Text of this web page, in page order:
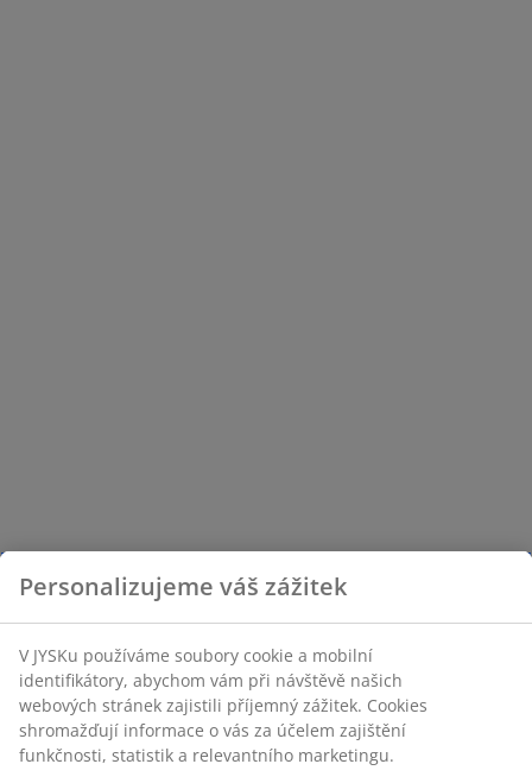
Personalizujeme váš zážitek
V JYSKu používáme soubory cookie a mobilní
identifikátory, abychom vám při návštěvě našich
webových stránek zajistili příjemný zážitek. Cookies
shromažďují informace o vás za účelem zajištění
funkčnosti, statistik a relevantního marketingu.